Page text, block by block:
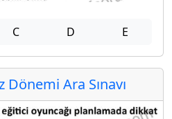
C D E
Ara Sınavı